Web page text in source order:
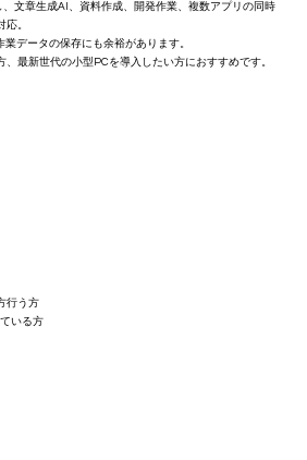
文章生成AI、資料作成、開発作業、複数アプリの同時
応。
業データの保存にも余裕があります。
最新世代の小型PCを導入したい方におすすめです。
行う方
いる方